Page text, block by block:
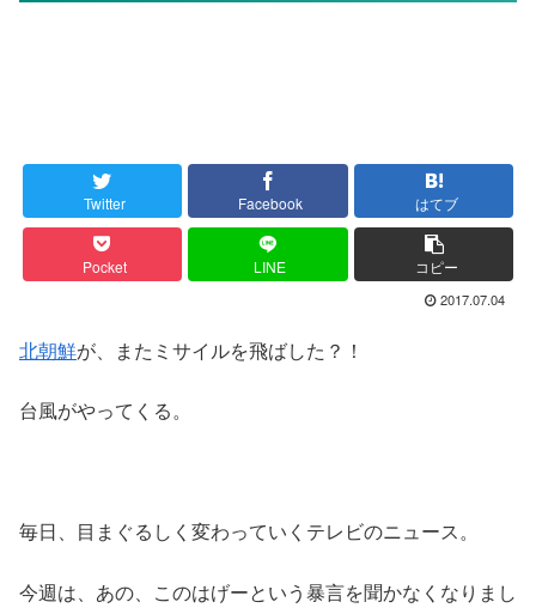
Twitter Facebook はてブ
Pocket LINE コピー
2017.07.04
北朝鮮が、またミサイルを飛ばした？！
台風がやってくる。
毎日、目まぐるしく変わっていくテレビのニュース。
今週は、あの、このはげーという暴言を聞かなくなりまし